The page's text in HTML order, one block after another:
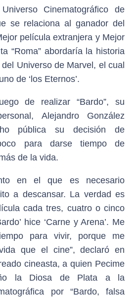
Cinematográfico de
se relaciona al ganador del
película extranjera y Mejor
“Roma” abordaría la historia
Universo de Marvel, el cual
de ‘los Eternos’.
de realizar “Bardo”, su
Alejandro González
pública su decisión de
para darse tiempo de
de la vida.
en el que es necesario
a descansar. La verdad es
cada tres, cuatro o cinco
hice ‘Carne y Arena’. Me
para vivir, porque me
que el cine”, declaró en
cineasta, a quien Pecime
la Diosa de Plata a la
por “Bardo, falsa